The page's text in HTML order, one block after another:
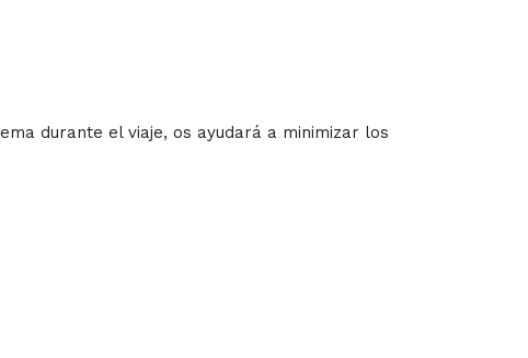
durante el viaje, os ayudará a minimizar los